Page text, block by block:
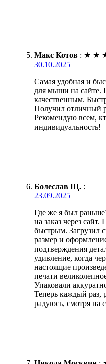
Макс Котов : ★ ★
30.10.2025
Самая удобная и
для мыши на сайте.
качественным.
Получил отличный
Рекомендую всем,
индивидуальность!
Болеслав Щ. :
23.09.2025
Где же я был
на заказ через
быстрым. Загрузил
размер и
подтверждения
удивление, когда
настоящие
печати
Упаковали
Теперь каждый раз,
радуюсь, смотря на